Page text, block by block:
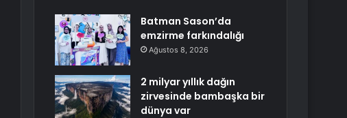
Batman Sason’da
emzirme farkındalığı
Ağustos 8, 2026
2 milyar yıllık dağın
zirvesinde bambaşka bir
dünya var